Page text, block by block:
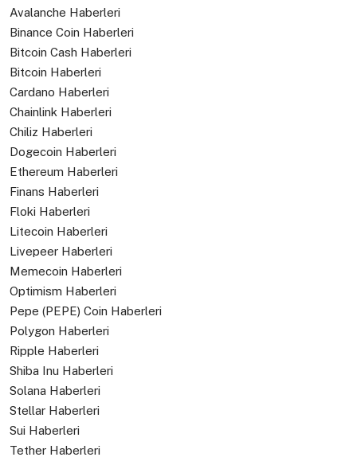
Avalanche Haberleri
Binance Coin Haberleri
Bitcoin Cash Haberleri
Bitcoin Haberleri
Cardano Haberleri
Chainlink Haberleri
Chiliz Haberleri
Dogecoin Haberleri
Ethereum Haberleri
Finans Haberleri
Floki Haberleri
Litecoin Haberleri
Livepeer Haberleri
Memecoin Haberleri
Optimism Haberleri
Pepe (PEPE) Coin Haberleri
Polygon Haberleri
Ripple Haberleri
Shiba Inu Haberleri
Solana Haberleri
Stellar Haberleri
Sui Haberleri
Tether Haberleri